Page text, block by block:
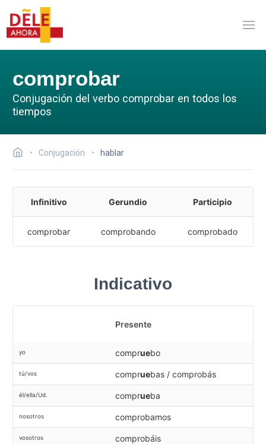
comprobar
Conjugación del verbo comprobar en todos los
tiempos
Conjugación hablar
Infinitivo Gerundio Participio
comprobar comprobando comprobado
Indicativo
Presente
yo compruebo
tú/vos compruebas / comprobás
él/ella/Ud. comprueba
nosotros comprobamos
vosotros comprobáis